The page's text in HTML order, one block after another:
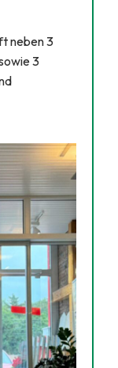
neben 3
3